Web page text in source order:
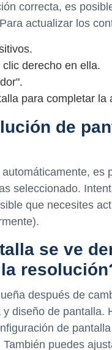
correcta, es
actualizar los
derecho en ella.
para completar la
de
es
seleccionado.
que necesites
se ve
después de
diseño de pantalla.
de
puedes